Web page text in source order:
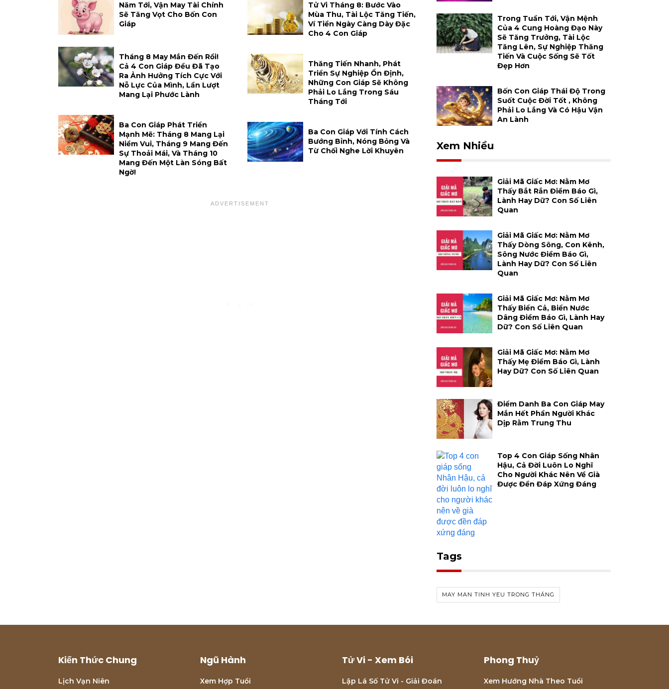
Năm Tới, Vận May Tài Chính
Sẽ Tăng Vọt Cho Bốn Con
Giáp
Tháng 8 May Mắn Đến Rồi!
Cả 4 Con Giáp Đều Đã Tạo
Ra Ảnh Hưởng Tích Cực Với
Nỗ Lực Của Mình, Lần Lượt
Mang Lại Phước Lành
Ba Con Giáp Phát Triển
Mạnh Mẽ: Tháng 8 Mang Lại
Niềm Vui, Tháng 9 Mang Đến
Sự Thoải Mái, Và Tháng 10
Mang Đến Một Làn Sóng Bất
Ngờ!
Tử Vi Tháng 8: Bước Vào
Mùa Thu, Tài Lộc Tăng Tiến,
Ví Tiền Ngày Càng Dày Đặc
Cho 4 Con Giáp
Thăng Tiến Nhanh, Phát
Triển Sự Nghiệp Ổn Định,
Những Con Giáp Sẽ Không
Phải Lo Lắng Trong Sáu
Tháng Tới
Ba Con Giáp Với Tính Cách
Bướng Bỉnh, Nóng Bỏng Và
Từ Chối Nghe Lời Khuyên
Trong Tuần Tới, Vận Mệnh
Của 4 Cung Hoàng Đạo Này
Sẽ Tăng Trưởng, Tài Lộc
Tăng Lên, Sự Nghiệp Thăng
Tiến Và Cuộc Sống Sẽ Tốt
Đẹp Hơn
Bốn Con Giáp Thái Độ Trong
Suốt Cuộc Đời Tốt , Không
Phải Lo Lắng Và Có Hậu Vận
An Lành
Xem Nhiều
Giải Mã Giấc Mơ: Nằm Mơ
Thấy Bắt Rắn Điềm Báo Gì,
Lành Hay Dữ? Con Số Liên
Quan
Giải Mã Giấc Mơ: Nằm Mơ
Thấy Dòng Sông, Con Kênh,
Sông Nước Điềm Báo Gì,
Lành Hay Dữ? Con Số Liên
Quan
Giải Mã Giấc Mơ: Nằm Mơ
Thấy Biển Cả, Biển Nước
Dâng Điềm Báo Gì, Lành Hay
Dữ? Con Số Liên Quan
Giải Mã Giấc Mơ: Nằm Mơ
Thấy Mẹ Điềm Báo Gì, Lành
Hay Dữ? Con Số Liên Quan
Điểm Danh Ba Con Giáp May
Mắn Hết Phần Người Khác
Dịp Rằm Trung Thu
Top 4 Con Giáp Sống Nhân
Hậu, Cả Đời Luôn Lo Nghĩ
Cho Người Khác Nên Về Già
Được Đền Đáp Xứng Đáng
Tags
MAY MAN TINH YEU TRONG THÁNG
Kiến Thức Chung
Lịch Vạn Niên
Ngũ Hành
Xem Hợp Tuổi
Tử Vi - Xem Bói
Lập Lá Số Tử Vi - Giải Đoán
Phong Thuỷ
Xem Hướng Nhà Theo Tuổi